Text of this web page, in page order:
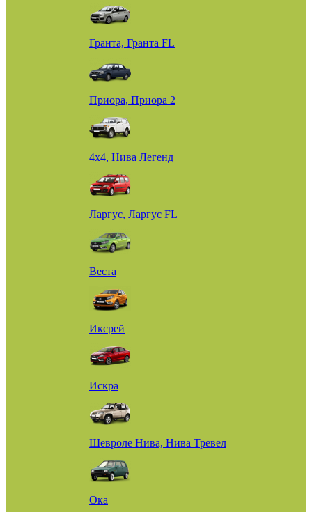
Гранта, Гранта FL
Приора, Приора 2
4х4, Нива Легенд
Ларгус, Ларгус FL
Веста
Иксрей
Искра
Шевроле Нива, Нива Тревел
Ока